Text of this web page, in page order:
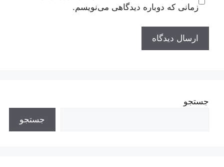
زمانی که دوباره دیدگاهی می‌نویسم.
جستجو
جستجو